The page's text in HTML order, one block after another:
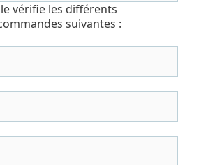
vérifie les différents
suivantes :